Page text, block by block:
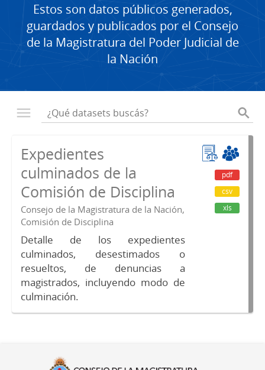
Estos son datos públicos generados,
guardados y publicados por el Consejo
de la Magistratura del Poder Judicial de
la Nación
Expedientes
culminados de la
Comisión de Disciplina
Consejo de la Magistratura de la Nación,
Comisión de Disciplina
Detalle de los expedientes
culminados, desestimados o
resueltos, de denuncias a
magistrados, incluyendo modo de
culminación.
pdf
csv
xls